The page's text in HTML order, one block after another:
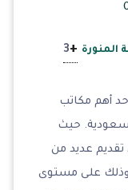
المنورة +
3
أهم مكاتب
حيث
عديد من
وذلك على مستوى